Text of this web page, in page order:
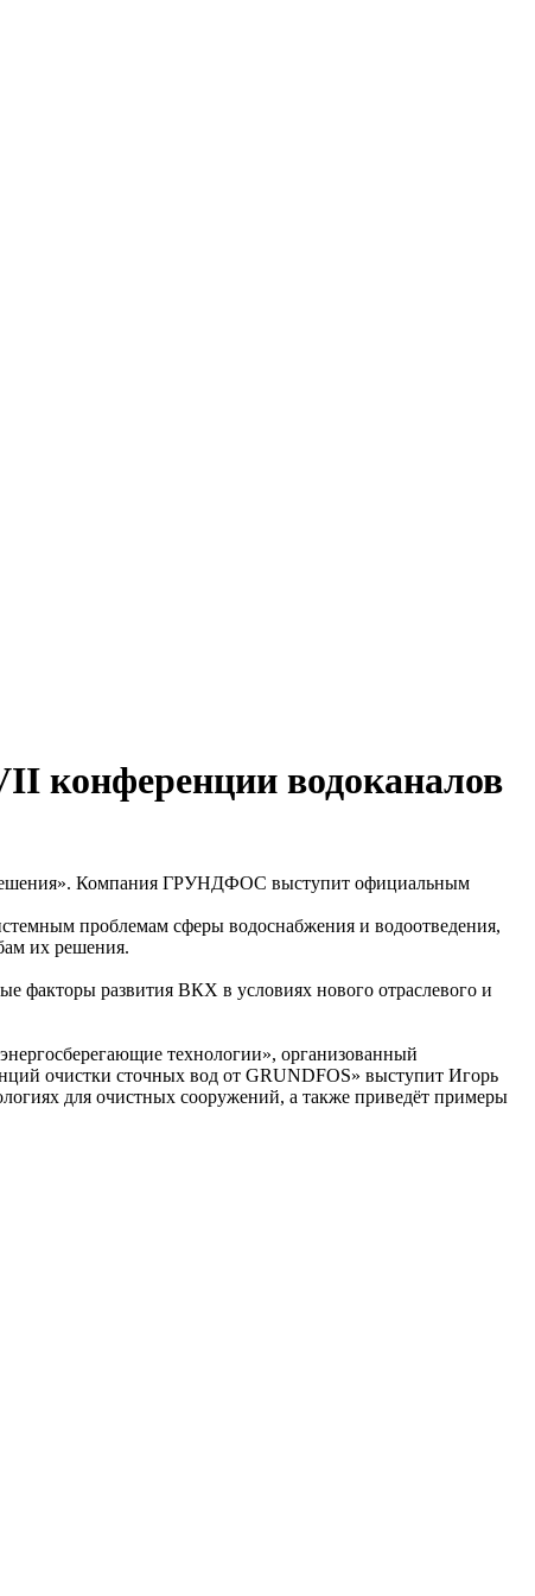
водоканалов
Компания ГРУНДФОС выступит официальным
проблемам сферы водоснабжения и водоотведения,
их решения.
факторы развития ВКХ в условиях нового отраслевого и
технологии», организованный
очистки сточных вод от GRUNDFOS» выступит Игорь
для очистных сооружений, а также приведёт примеры